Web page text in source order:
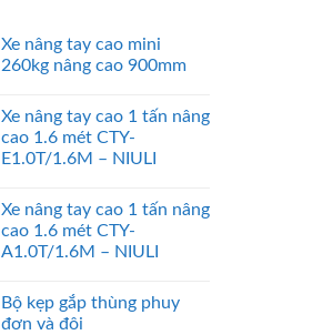
Xe nâng tay cao mini
260kg nâng cao 900mm
Xe nâng tay cao 1 tấn nâng
cao 1.6 mét CTY-
E1.0T/1.6M – NIULI
Xe nâng tay cao 1 tấn nâng
cao 1.6 mét CTY-
A1.0T/1.6M – NIULI
Bộ kẹp gắp thùng phuy
đơn và đôi